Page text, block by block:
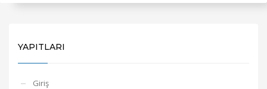
YAPITLARI
Giriş